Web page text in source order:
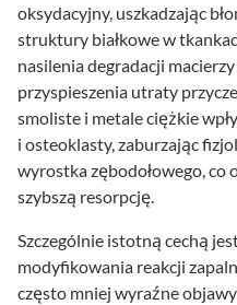
oksydacyjny, uszkadzając
struktury białkowe w
nasilenia degradacji
przyspieszenia utraty
smoliste i metale ciężkie
i osteoklasty, zaburzając
wyrostka zębodołowego, co
szybszą resorpcję.
Szczególnie istotną cechą
modyfikowania reakcji
często mniej wyraźne